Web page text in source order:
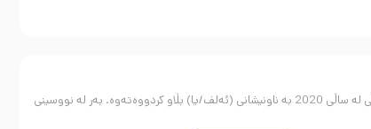
ڕەزا عەلیپوور رۆماننووس و شاعیر لە ساڵی 1977 لە شاری سەقز لە رۆژهەڵاتی کوردستان لە دایک بووە. یەکەم رۆمانی لە ساڵی 2020 بە ناونیشانی (ئەلف/یا) بڵاو کردووەتەوە. بەر لە نووسینی